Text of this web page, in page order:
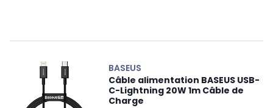
BASEUS
Câble alimentation BASEUS USB-
C-Lightning 20W 1m Câble de
Charge